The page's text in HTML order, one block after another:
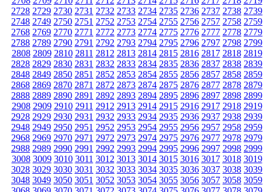
2728 2729 2730 2731 2732 2733 2734 2735 2736 2737 2738 2739
2748 2749 2750 2751 2752 2753 2754 2755 2756 2757 2758 2759
2768 2769 2770 2771 2772 2773 2774 2775 2776 2777 2778 2779
2788 2789 2790 2791 2792 2793 2794 2795 2796 2797 2798 2799
2808 2809 2810 2811 2812 2813 2814 2815 2816 2817 2818 2819
2828 2829 2830 2831 2832 2833 2834 2835 2836 2837 2838 2839
2848 2849 2850 2851 2852 2853 2854 2855 2856 2857 2858 2859
2868 2869 2870 2871 2872 2873 2874 2875 2876 2877 2878 2879
2888 2889 2890 2891 2892 2893 2894 2895 2896 2897 2898 2899
2908 2909 2910 2911 2912 2913 2914 2915 2916 2917 2918 2919
2928 2929 2930 2931 2932 2933 2934 2935 2936 2937 2938 2939
2948 2949 2950 2951 2952 2953 2954 2955 2956 2957 2958 2959
2968 2969 2970 2971 2972 2973 2974 2975 2976 2977 2978 2979
2988 2989 2990 2991 2992 2993 2994 2995 2996 2997 2998 2999
3008 3009 3010 3011 3012 3013 3014 3015 3016 3017 3018 3019
3028 3029 3030 3031 3032 3033 3034 3035 3036 3037 3038 3039
3048 3049 3050 3051 3052 3053 3054 3055 3056 3057 3058 3059